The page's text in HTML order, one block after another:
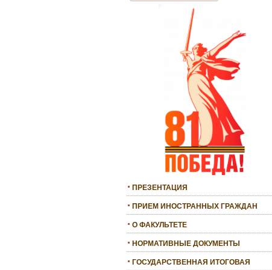
ПРЕЗЕНТАЦИЯ
ПРИЕМ ИНОСТРАННЫХ ГРАЖДАН
О ФАКУЛЬТЕТЕ
НОРМАТИВНЫЕ ДОКУМЕНТЫ
ГОСУДАРСТВЕННАЯ ИТОГОВАЯ